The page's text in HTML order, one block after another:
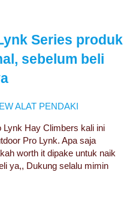
Series produk
sebelum beli
ALAT PENDAKI
Lynk Hay Climbers kali ini
Pro Lynk. Apa saja
worth it dipake untuk naik
ya,, Dukung selalu mimin